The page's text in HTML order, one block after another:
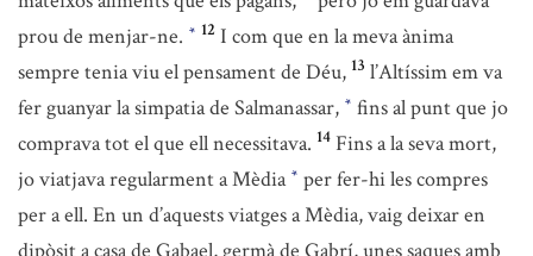
prou de menjar-ne. * 12 I com que en la meva ànima
sempre tenia viu el pensament de Déu, 13 l’Altíssim em va
fer guanyar la simpatia de Salmanassar, * fins al punt que jo
comprava tot el que ell necessitava. 14 Fins a la seva mort,
jo viatjava regularment a Mèdia * per fer-hi les compres
per a ell. En un d’aquests viatges a Mèdia, vaig deixar en